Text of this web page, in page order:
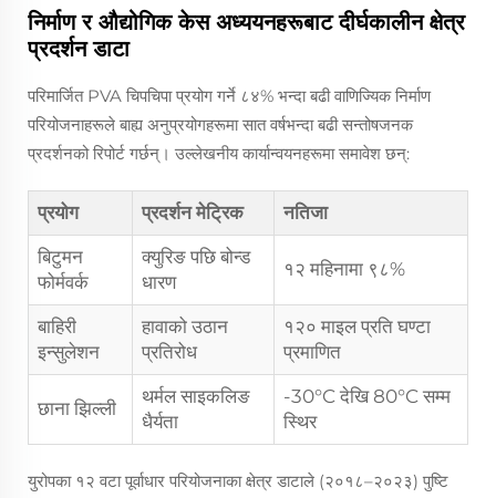
निर्माण र औद्योगिक केस अध्ययनहरूबाट दीर्घकालीन क्षेत्र
प्रदर्शन डाटा
परिमार्जित PVA चिपचिपा प्रयोग गर्ने ८४% भन्दा बढी वाणिज्यिक निर्माण
परियोजनाहरूले बाह्य अनुप्रयोगहरूमा सात वर्षभन्दा बढी सन्तोषजनक
प्रदर्शनको रिपोर्ट गर्छन्। उल्लेखनीय कार्यान्वयनहरूमा समावेश छन्:
प्रयोग प्रदर्शन मेट्रिक
नतिजा
बिटुमन
फोर्मवर्क
क्युरिङ पछि बोन्ड
धारण
१२ महिनामा ९८%
बाहिरी
इन्सुलेशन
हावाको उठान
प्रतिरोध
१२० माइल प्रति घण्टा
प्रमाणित
छाना झिल्ली
थर्मल साइकलिङ
धैर्यता
-30°C देखि 80°C सम्म
स्थिर
युरोपका १२ वटा पूर्वाधार परियोजनाका क्षेत्र डाटाले (२०१८–२०२३) पुष्टि